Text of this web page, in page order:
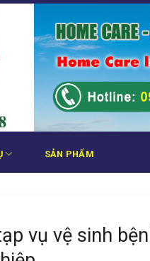
SẢN PHẨM
vụ vệ sinh